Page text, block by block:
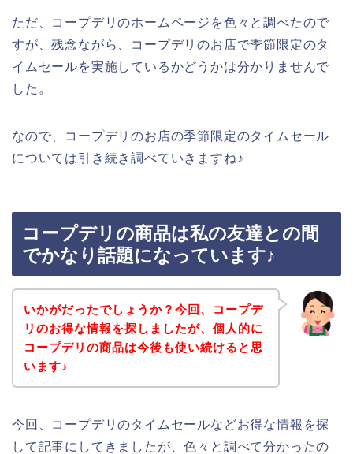
ただ、コープデリのホームページを色々と調べたので
すが、残念ながら、コープデリのお店で季節限定のタ
イムセールを実施しているかどうかは分かりませんで
した。
なので、コープデリのお店の季節限定のタイムセール
については引き続き調べていきますね♪
コープデリの商品は私の友達との間
でかなり話題になっています♪
いかがだったでしょうか？今回、コープデ
リのお得な情報を探しましたが、個人的に
コープデリの商品は今後も使い続けると思
います♪
今回、コープデリのタイムセールなどお得な情報を探
して記事にしてきましたが、色々と調べて分かったの